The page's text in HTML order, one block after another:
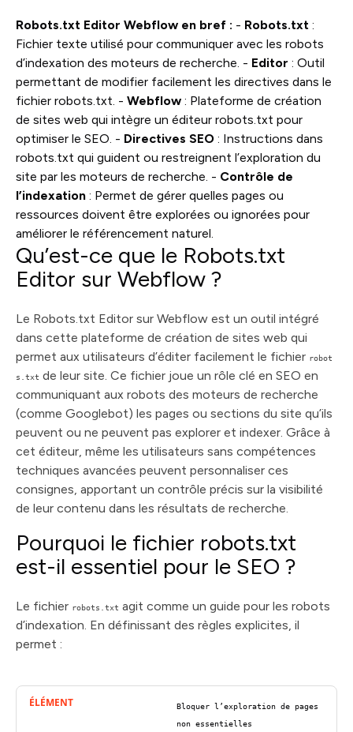
Robots.txt Editor Webflow en bref : - Robots.txt :
Fichier texte utilisé pour communiquer avec les robots
d’indexation des moteurs de recherche. - Editor : Outil
permettant de modifier facilement les directives dans le
fichier robots.txt. - Webflow : Plateforme de création
de sites web qui intègre un éditeur robots.txt pour
optimiser le SEO. - Directives SEO : Instructions dans
robots.txt qui guident ou restreignent l’exploration du
site par les moteurs de recherche. - Contrôle de
l’indexation : Permet de gérer quelles pages ou
ressources doivent être explorées ou ignorées pour
améliorer le référencement naturel.
Qu’est-ce que le Robots.txt
Editor sur Webflow ?
Le Robots.txt Editor sur Webflow est un outil intégré
dans cette plateforme de création de sites web qui
permet aux utilisateurs d’éditer facilement le fichier robot
s.txt de leur site. Ce fichier joue un rôle clé en SEO en
communiquant aux robots des moteurs de recherche
(comme Googlebot) les pages ou sections du site qu’ils
peuvent ou ne peuvent pas explorer et indexer. Grâce à
cet éditeur, même les utilisateurs sans compétences
techniques avancées peuvent personnaliser ces
consignes, apportant un contrôle précis sur la visibilité
de leur contenu dans les résultats de recherche.
Pourquoi le fichier robots.txt
est-il essentiel pour le SEO ?
Le fichier robots.txt agit comme un guide pour les robots
d’indexation. En définissant des règles explicites, il
permet :
Bloquer l’exploration de pages
non essentielles